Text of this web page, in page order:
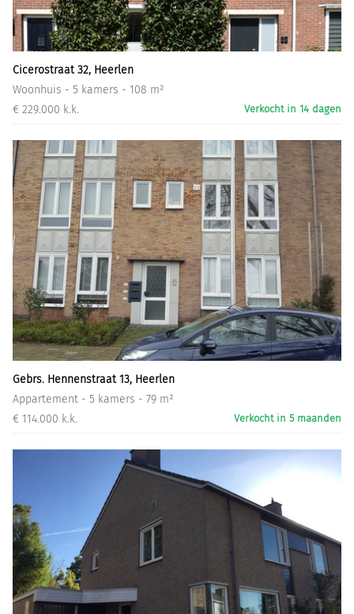
Cicerostraat 32, Heerlen
Woonhuis - 5 kamers - 108 m²
€ 229.000 k.k.
Verkocht in 14 dagen
Gebrs. Hennenstraat 13, Heerlen
Appartement - 5 kamers - 79 m²
€ 114.000 k.k.
Verkocht in 5 maanden